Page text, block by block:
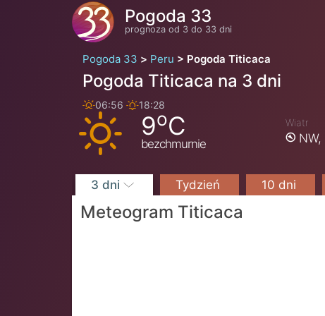
Pogoda 33
prognoza od 3 do 33 dni
Pogoda 33 Peru Pogoda Titicaca
Pogoda Titicaca na 3 dni
06:56 18:28
9oC
bezchmurnie
Wiatr
NW,
3 dni Tydzień 10 dni
Meteogram Titicaca